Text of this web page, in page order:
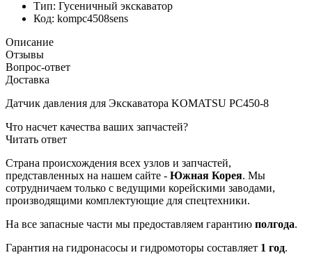
Тип: Гусеничный экскаватор
Код: kompc4508sens
Описание
Отзывы
Вопрос-ответ
Доставка
Датчик давления для Экскаватора KOMATSU PC450-8
Что насчет качества ваших запчастей?
Читать ответ
Страна происхождения всех узлов и запчастей,
представленных на нашем сайте - Южная Корея. Мы
сотрудничаем только с ведущими корейскими заводами,
производящими комплектующие для спецтехники.
На все запасные части мы предоставляем гарантию полгода.
Гарантия на гидронасосы и гидромоторы составляет 1 год.